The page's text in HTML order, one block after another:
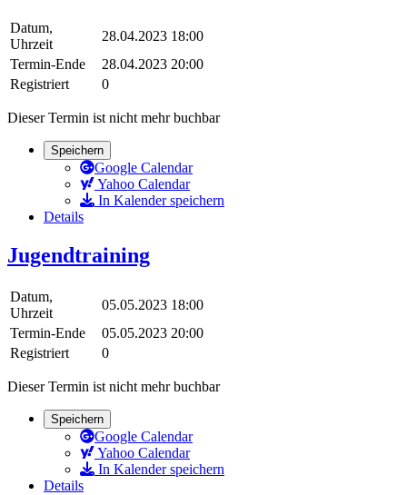
Datum,
Uhrzeit
28.04.2023 18:00
Termin-Ende
28.04.2023 20:00
Registriert
0
Dieser Termin ist nicht mehr buchbar
Speichern
Google Calendar
Yahoo Calendar
In Kalender speichern
Details
Jugendtraining
Datum,
Uhrzeit
05.05.2023 18:00
Termin-Ende
05.05.2023 20:00
Registriert
0
Dieser Termin ist nicht mehr buchbar
Speichern
Google Calendar
Yahoo Calendar
In Kalender speichern
Details